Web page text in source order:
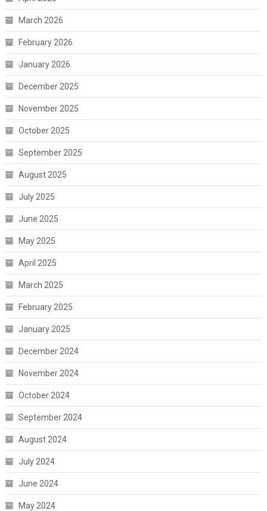
March 2026
February 2026
January 2026
December 2025
November 2025
October 2025
September 2025
August 2025
July 2025
June 2025
May 2025
April 2025
March 2025
February 2025
January 2025
December 2024
November 2024
October 2024
September 2024
August 2024
July 2024
June 2024
May 2024